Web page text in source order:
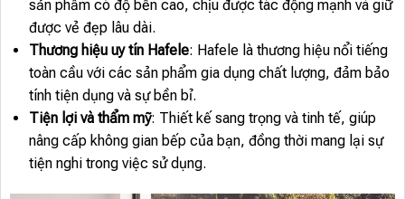
sản phẩm có độ bền cao, chịu được tác động mạnh và giữ
được vẻ đẹp lâu dài.
Thương hiệu uy tín Hafele: Hafele là thương hiệu nổi tiếng
toàn cầu với các sản phẩm gia dụng chất lượng, đảm bảo
tính tiện dụng và sự bền bỉ.
Tiện lợi và thẩm mỹ: Thiết kế sang trọng và tinh tế, giúp
nâng cấp không gian bếp của bạn, đồng thời mang lại sự
tiện nghi trong việc sử dụng.